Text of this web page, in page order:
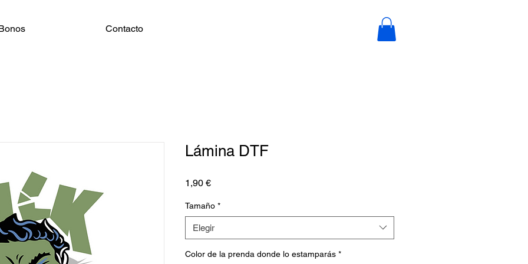
Contacto
Lámina DTF
1,90 €Precio
Tamaño *
Elegir
Color de la prenda donde lo estamparás *